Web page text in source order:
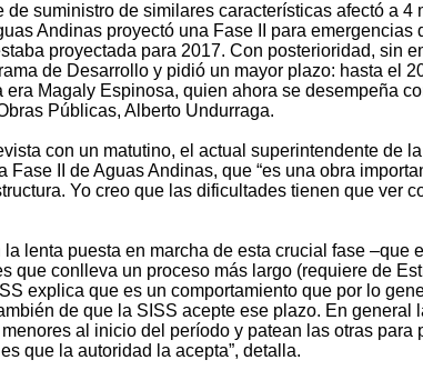
de suministro de similares características afectó a 4
Andinas proyectó una Fase II para emergencias
proyectada para 2017. Con posterioridad, sin
de Desarrollo y pidió un mayor plazo: hasta el
era Magaly Espinosa, quien ahora se desempeña
Públicas, Alberto Undurraga.
con un matutino, el actual superintendente de
Fase II de Aguas Andinas, que “es una obra
Yo creo que las dificultades tienen que ver
lenta puesta en marcha de esta crucial fase –que
que conlleva un proceso más largo (requiere de
explica que es un comportamiento que por lo
de que la SISS acepte ese plazo. En general
al inicio del período y patean las otras para
que la autoridad la acepta”, detalla.